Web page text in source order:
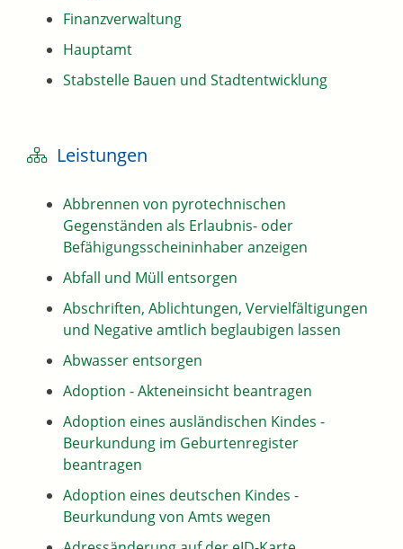
Finanzverwaltung
Hauptamt
Stabstelle Bauen und Stadtentwicklung
Leistungen
Abbrennen von pyrotechnischen
Gegenständen als Erlaubnis- oder
Befähigungsscheininhaber anzeigen
Abfall und Müll entsorgen
Abschriften, Ablichtungen, Vervielfältigungen
und Negative amtlich beglaubigen lassen
Abwasser entsorgen
Adoption - Akteneinsicht beantragen
Adoption eines ausländischen Kindes -
Beurkundung im Geburtenregister
beantragen
Adoption eines deutschen Kindes -
Beurkundung von Amts wegen